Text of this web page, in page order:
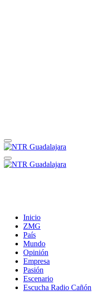
Inicio
ZMG
País
Mundo
Opinión
Empresa
Pasión
Escenario
Escucha Radio Cañón